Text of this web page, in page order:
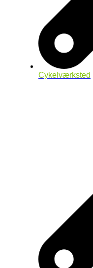
Cykelværksted